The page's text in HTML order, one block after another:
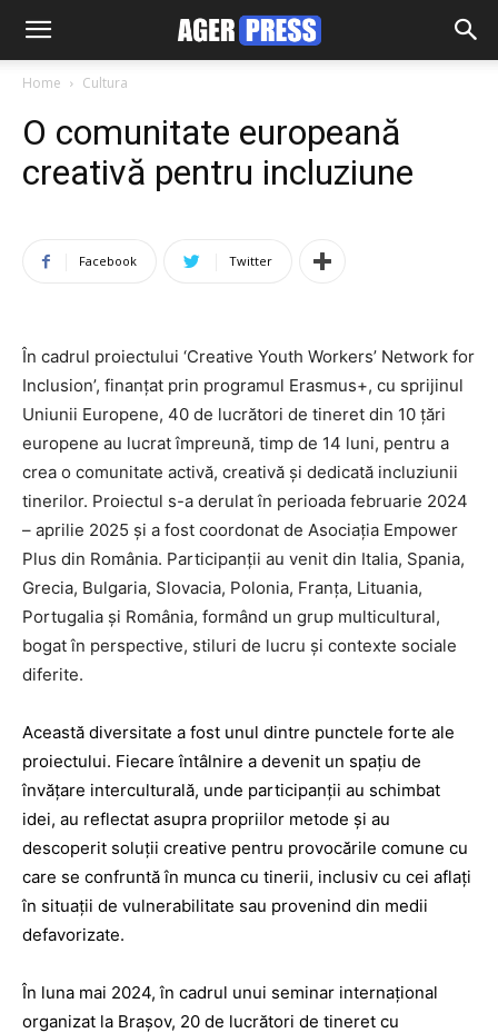
Home Cultura
O comunitate europeană
creativă pentru incluziune
Facebook Twitter
În cadrul proiectului ‘Creative Youth Workers’ Network for
Inclusion’, finanțat prin programul Erasmus+, cu sprijinul
Uniunii Europene, 40 de lucrători de tineret din 10 țări
europene au lucrat împreună, timp de 14 luni, pentru a
crea o comunitate activă, creativă și dedicată incluziunii
tinerilor. Proiectul s-a derulat în perioada februarie 2024
– aprilie 2025 și a fost coordonat de Asociația Empower
Plus din România. Participanții au venit din Italia, Spania,
Grecia, Bulgaria, Slovacia, Polonia, Franța, Lituania,
Portugalia și România, formând un grup multicultural,
bogat în perspective, stiluri de lucru și contexte sociale
diferite.
Această diversitate a fost unul dintre punctele forte ale
proiectului. Fiecare întâlnire a devenit un spațiu de
învățare interculturală, unde participanții au schimbat
idei, au reflectat asupra propriilor metode și au
descoperit soluții creative pentru provocările comune cu
care se confruntă în munca cu tinerii, inclusiv cu cei aflați
în situații de vulnerabilitate sau provenind din medii
defavorizate.
În luna mai 2024, în cadrul unui seminar internațional
organizat la Brașov, 20 de lucrători de tineret cu